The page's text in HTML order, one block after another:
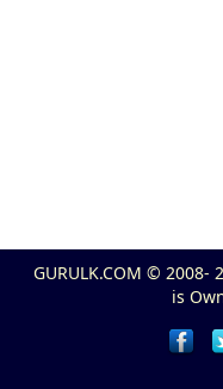
GURULK.COM ©
is